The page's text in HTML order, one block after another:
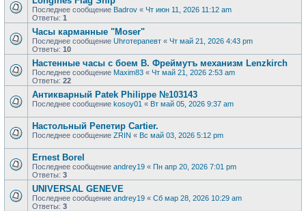
Последнее сообщение Badrov « Чт июн 11, 2026 11:12 am
Ответы: 1
Часы карманные "Moser"
Последнее сообщение Uhroтерапевт « Чт май 21, 2026 4:43 pm
Ответы: 10
Настенные часы с боем В. Фреймутъ механизм Lenzkirch
Последнее сообщение Maxim83 « Чт май 21, 2026 2:53 am
Ответы: 22
Антикварный Patek Philippe №103143
Последнее сообщение kosoy01 « Вт май 05, 2026 9:37 am
Настольный Репетир Cartier.
Последнее сообщение ZRIN « Вс май 03, 2026 5:12 pm
Ernest Borel
Последнее сообщение andrey19 « Пн апр 20, 2026 7:01 pm
Ответы: 3
UNIVERSAL GENEVE
Последнее сообщение andrey19 « Сб мар 28, 2026 10:29 am
Ответы: 3